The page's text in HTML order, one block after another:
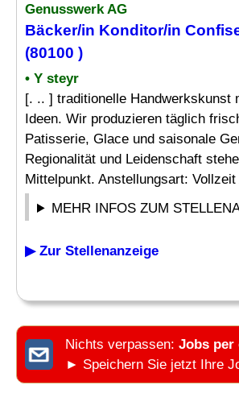
Genusswerk AG
Bäcker/in Konditor/in
(80100 )
• Y steyr
[. .. ] traditionelle Handwerkskunst
Ideen. Wir produzieren täglich
Patisserie, Glace und saisonale
Regionalität und Leidenschaft
Mittelpunkt. Anstellungsart:
MEHR INFOS ZUM
▶ Zur Stellenanzeige
Nichts verpassen: Jobs per
► Speichern Sie jetzt Ihre